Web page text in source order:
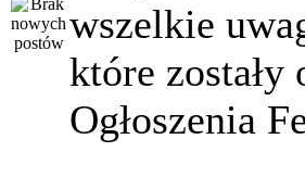
wszelkie
które zostały
Ogłoszenia